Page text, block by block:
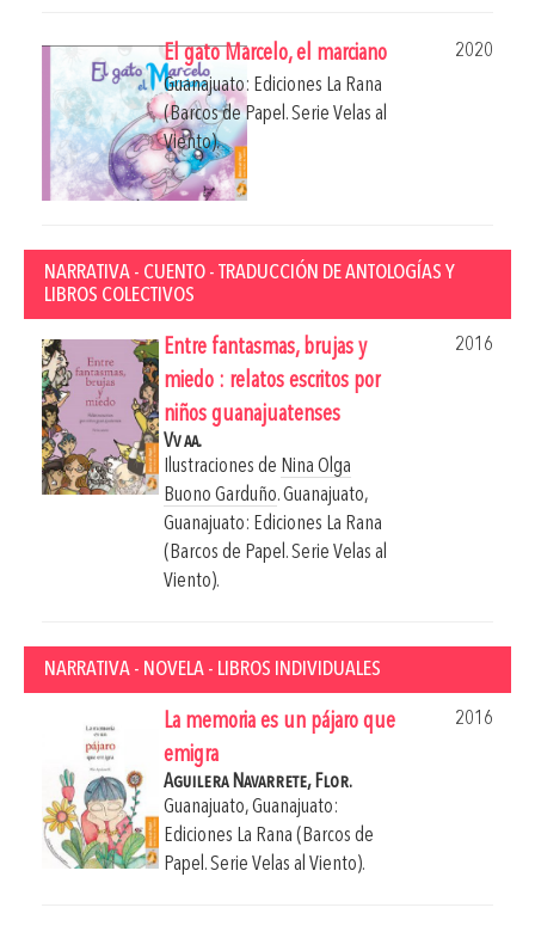
El gato Marcelo, el marciano
2020
Guanajuato: Ediciones La Rana
(Barcos de Papel. Serie Velas al
Viento).
NARRATIVA - CUENTO - TRADUCCIÓN DE ANTOLOGÍAS Y
LIBROS COLECTIVOS
Entre fantasmas, brujas y
miedo : relatos escritos por
niños guanajuatenses
2016
Vv aa.
Ilustraciones de Nina Olga
Buono Garduño.Guanajuato,
Guanajuato: Ediciones La Rana
(Barcos de Papel. Serie Velas al
Viento).
NARRATIVA - NOVELA - LIBROS INDIVIDUALES
La memoria es un pájaro que
emigra
2016
Aguilera Navarrete, Flor.
Guanajuato, Guanajuato:
Ediciones La Rana (Barcos de
Papel. Serie Velas al Viento).